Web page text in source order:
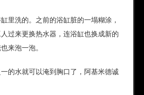
里洗的。之前的浴缸脏的一塌糊涂，
过来更换热水器，连浴缸也换成新的
来泡一泡。
的水就可以淹到胸口了，阿基米德诚